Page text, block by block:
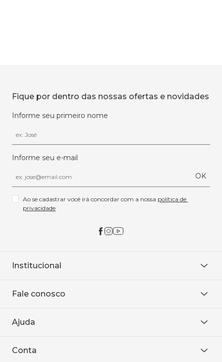
Fique por dentro das nossas ofertas e novidades
Informe seu primeiro nome
Informe seu e-mail
OK
Ao se cadastrar você irá concordar com a nossa política de
privacidade
Institucional
Onde encontrar
Baixe o APP
Fale conosco
WhatsApp
Ajuda
Política de entrega
Conta